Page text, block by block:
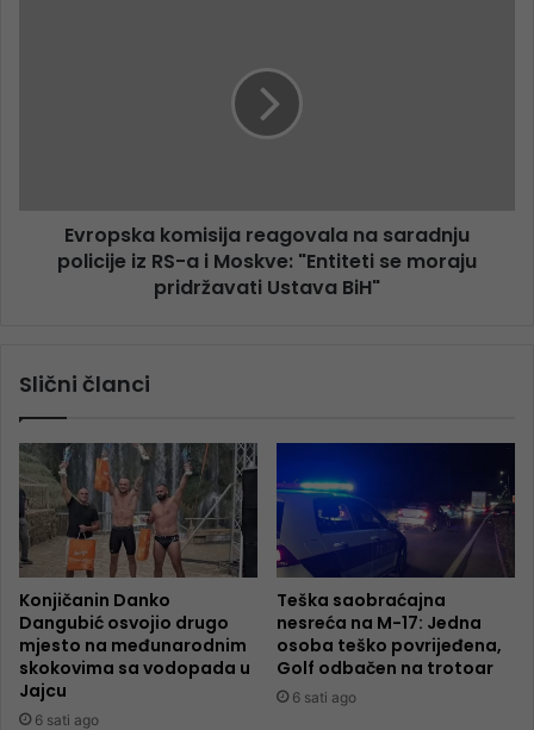
Evropska komisija reagovala na saradnju
policije iz RS-a i Moskve: "Entiteti se moraju
pridržavati Ustava BiH"
Slični članci
Konjičanin Danko
Dangubić osvojio drugo
mjesto na međunarodnim
skokovima sa vodopada u
Jajcu
6 sati ago
Teška saobraćajna
nesreća na M-17: Jedna
osoba teško povrijeđena,
Golf odbačen na trotoar
6 sati ago